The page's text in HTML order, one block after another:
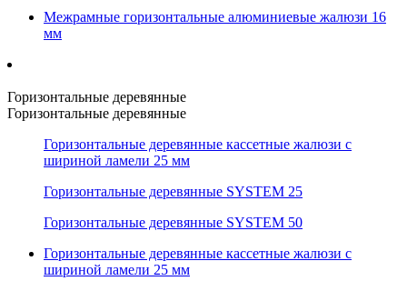
Межрамные горизонтальные алюминиевые жалюзи 16
мм
Горизонтальные деревянные
Горизонтальные деревянные
Горизонтальные деревянные кассетные жалюзи с
шириной ламели 25 мм
Горизонтальные деревянные SYSTEM 25
Горизонтальные деревянные SYSTEM 50
Горизонтальные деревянные кассетные жалюзи с
шириной ламели 25 мм